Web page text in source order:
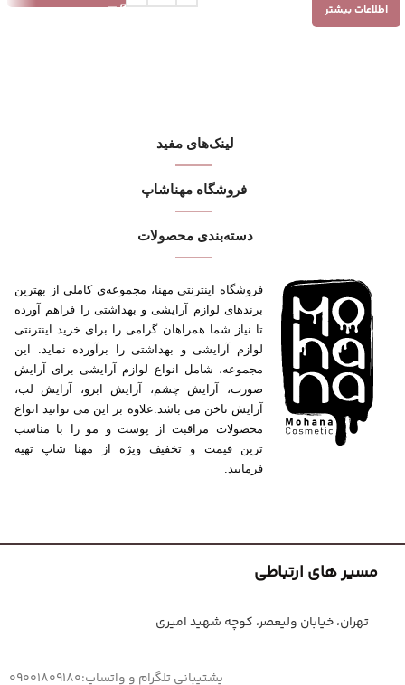
اطلاعات بیشتر
لینک‌های مفید
فروشگاه مهنا‌شاپ
دسته‌بندی محصولات
فروشگاه اینترنتی مهنا، مجموعه‌ی کاملی از بهترین
برندهای لوازم آرایشی و بهداشتی را فراهم آورده
تا نیاز شما همراهان گرامی را برای خرید اینترنتی
لوازم آرایشی و بهداشتی را برآورده نماید. این
مجموعه، شامل انواع لوازم آرایشی برای آرایش
صورت، آرایش چشم، آرایش ابرو، آرایش لب،
آرایش ناخن می باشد.علاوه بر این می توانید انواع
محصولات مراقبت از پوست و مو را با مناسب
ترین قیمت و تخفیف ویژه از مهنا شاپ تهیه
فرمایید.
مسیر های ارتباطی
تهران، خیابان ولیعصر، کوچه شهید امیری
پشتیبانی تلگرام و واتساپ:09001809180